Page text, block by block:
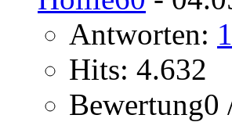
Antworten: 1
Hits: 4.632
Bewertung0